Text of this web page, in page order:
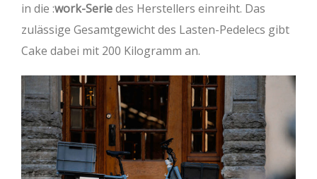
in die :work-Seriedes Herstellers einreiht. Das
zulässige Gesamtgewicht des Lasten-Pedelecs gibt
Cake dabei mit 200 Kilogramm an.